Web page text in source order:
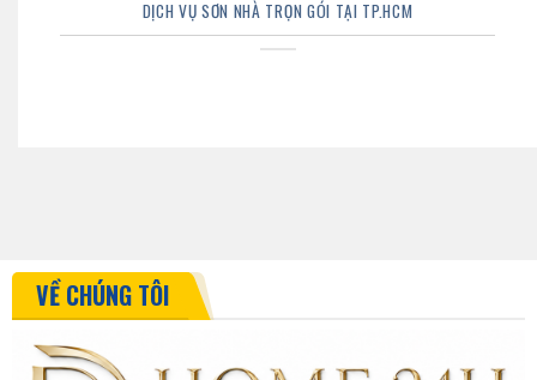
DỊCH VỤ SƠN NHÀ TRỌN GÓI TẠI TP.HCM
VỀ CHÚNG TÔI